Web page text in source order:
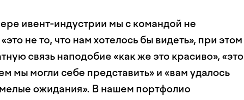
ивент-индустрии мы с командой не
не то, что нам хотелось бы видеть», при этом
связь наподобие «как же это красиво», «это
мы могли себе представить» и «вам удалось
ожидания». В нашем портфолио